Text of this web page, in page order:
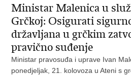
Ministar Malenica u
Grčkoj: Osigurati
državljana u grčkim
pravično suđenje
Ministar pravosuđa i uprave Ivan
ponedjeljak, 21. kolovoza u Ateni s